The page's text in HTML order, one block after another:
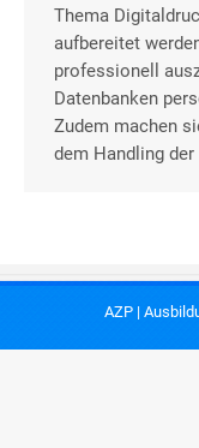
Thema
aufbereitet
professionell
Datenbanken
Zudem machen
dem Handling
AZP |